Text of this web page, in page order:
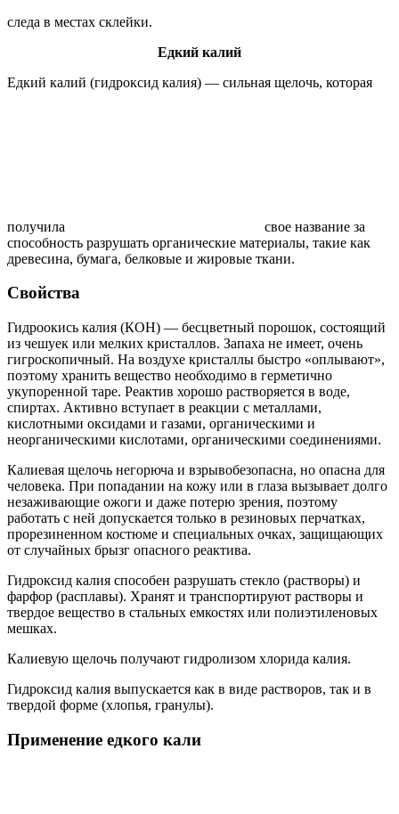
следа в местах склейки.
Едкий калий
Едкий калий (гидроксид калия) — сильная щелочь, которая
получила
свое название за
способность разрушать органические материалы, такие как
древесина, бумага, белковые и жировые ткани.
Свойства
Гидроокись калия (КОН) — бесцветный порошок, состоящий
из чешуек или мелких кристаллов. Запаха не имеет, очень
гигроскопичный. На воздухе кристаллы быстро «оплывают»,
поэтому хранить вещество необходимо в герметично
укупоренной таре. Реактив хорошо растворяется в воде,
спиртах. Активно вступает в реакции с металлами,
кислотными оксидами и газами, органическими и
неорганическими кислотами, органическими соединениями.
Калиевая щелочь негорюча и взрывобезопасна, но опасна для
человека. При попадании на кожу или в глаза вызывает долго
незаживающие ожоги и даже потерю зрения, поэтому
работать с ней допускается только в резиновых перчатках,
прорезиненном костюме и специальных очках, защищающих
от случайных брызг опасного реактива.
Гидроксид калия способен разрушать стекло (растворы) и
фарфор (расплавы). Хранят и транспортируют растворы и
твердое вещество в стальных емкостях или полиэтиленовых
мешках.
Калиевую щелочь получают гидролизом хлорида калия.
Гидроксид калия выпускается как в виде растворов, так и в
твердой форме (хлопья, гранулы).
Применение едкого кали